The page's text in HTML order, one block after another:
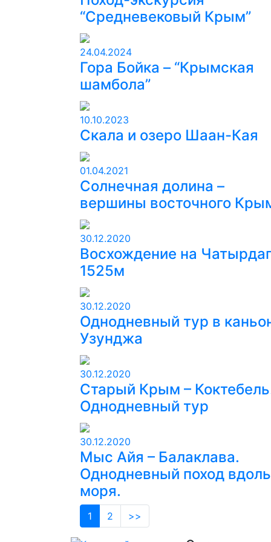
“Средневековый Крым”
24.04.2024
Гора Бойка – “Крымская
шамбола”
10.10.2023
Скала и озеро Шаан-Кая
01.04.2021
Солнечная долина –
вершины восточного
30.12.2020
Восхождение на
1525м
30.12.2020
Однодневный тур в
Узунджа
30.12.2020
Старый Крым –
Однодневный тур
30.12.2020
Мыс Айя – Балаклава.
Однодневный поход вдоль
моря.
1 (current)
2 >>